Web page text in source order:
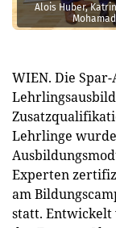
Alois Huber,
WIEN. Die
Lehrlinge
Experten
am
statt. Entwickelt